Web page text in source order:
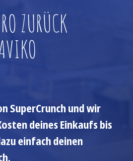
ZURÜCK
SuperCrunch und wir
deines Einkaufs bis
einfach deinen